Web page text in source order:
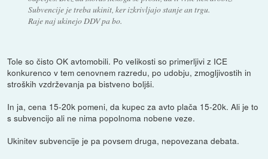
Subvencije je treba ukinit, ker izkrivljajo stanje an trgu.
Raje naj ukinejo DDV pa bo.
Tole so čisto OK avtomobili. Po velikosti so primerljivi z ICE
konkurenco v tem cenovnem razredu, po udobju, zmogljivostih in
stroških vzdrževanja pa bistveno boljši.
In ja, cena 15-20k pomeni, da kupec za avto plača 15-20k. Ali je to
s subvencijo ali ne nima popolnoma nobene veze.
Ukinitev subvencije je pa povsem druga, nepovezana debata.